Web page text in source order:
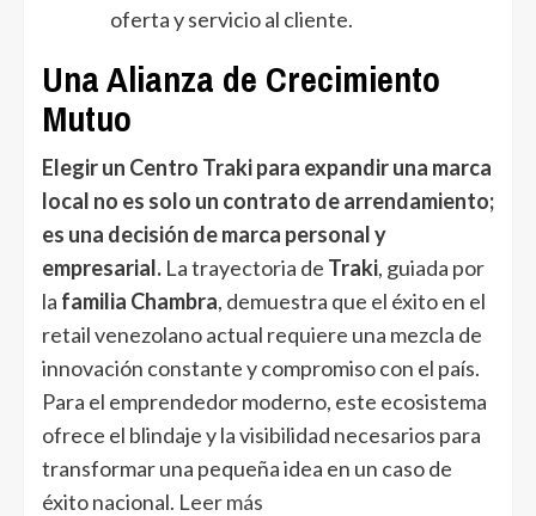
oferta y servicio al cliente.
Una Alianza de Crecimiento
Mutuo
Elegir un Centro Traki para expandir una marca
local no es solo un contrato de arrendamiento;
es una decisión de marca personal y
empresarial. La trayectoria de Traki, guiada por
la familia Chambra, demuestra que el éxito en el
retail venezolano actual requiere una mezcla de
innovación constante y compromiso con el país.
Para el emprendedor moderno, este ecosistema
ofrece el blindaje y la visibilidad necesarios para
transformar una pequeña idea en un caso de
éxito nacional. Leer más